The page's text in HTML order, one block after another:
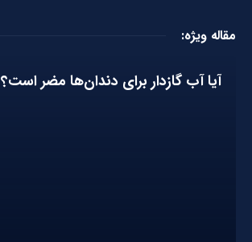
مقاله ویژه:
آیا آب گازدار برای دندان‌ها مضر است؟